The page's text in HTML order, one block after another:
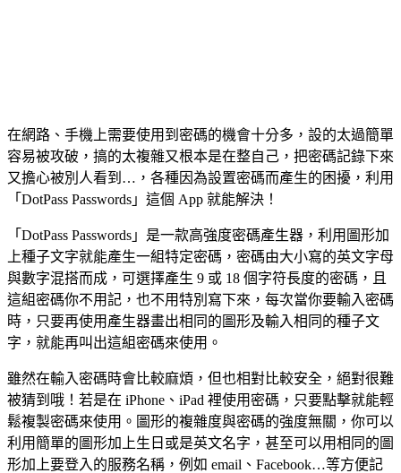
在網路、手機上需要使用到密碼的機會十分多，設的太過簡單
容易被攻破，搞的太複雜又根本是在整自己，把密碼記錄下來
又擔心被別人看到…，各種因為設置密碼而產生的困擾，利用
「DotPass Passwords」這個 App 就能解決！
「DotPass Passwords」是一款高強度密碼產生器，利用圖形加
上種子文字就能產生一組特定密碼，密碼由大小寫的英文字母
與數字混搭而成，可選擇產生 9 或 18 個字符長度的密碼，且
這組密碼你不用記，也不用特別寫下來，每次當你要輸入密碼
時，只要再使用產生器畫出相同的圖形及輸入相同的種子文
字，就能再叫出這組密碼來使用。
雖然在輸入密碼時會比較麻煩，但也相對比較安全，絕對很難
被猜到哦！若是在 iPhone、iPad 裡使用密碼，只要點擊就能輕
鬆複製密碼來使用。圖形的複雜度與密碼的強度無關，你可以
利用簡單的圖形加上生日或是英文名字，甚至可以用相同的圖
形加上要登入的服務名稱，例如 email、Facebook…等方便記